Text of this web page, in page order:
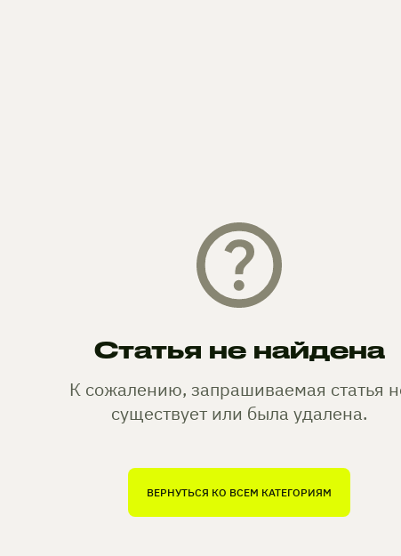
Статья не найдена
К сожалению, запрашиваемая статья
существует или была удалена.
ВЕРНУТЬСЯ КО ВСЕМ КАТЕГОРИЯМ